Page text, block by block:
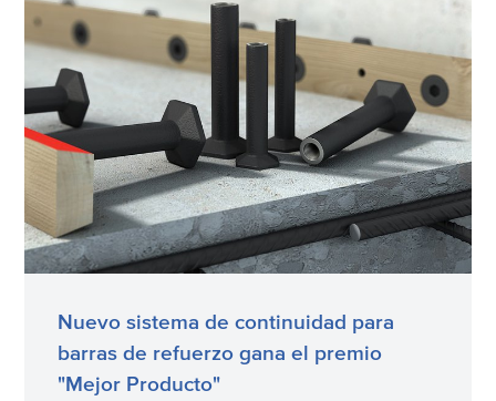
Nuevo sistema de continuidad para
barras de refuerzo gana el premio
"Mejor Producto"